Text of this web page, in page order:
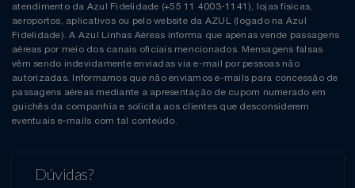
atendimento da Azul Fidelidade (+55 11 4003-1141), lojas físicas,
aeroportos, aplicativos ou pelo website da AZUL (logado na Azul
Fidelidade). A Azul Linhas Aéreas informa que apenas vende passagens
aéreas por meio dos canais oficiais mencionados. Mensagens falsas
vêm sendo indevidamente enviadas via e-mail por pessoas não
autorizadas. Informamos que não enviamos e-mails para concessão de
passagens aéreas mediante a apresentação de cupom numerado em
guichês da companhia e solicita aos clientes que desconsiderem
eventuais e-mails com tal conteúdo.
Dúvidas?